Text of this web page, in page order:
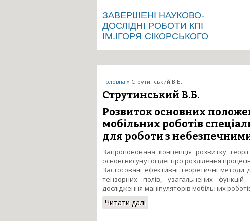
ЗАВЕРШЕНІ НАУКОВО-
ДОСЛІДНІ РОБОТИ КПІ
ІМ.ІГОРЯ СІКОРСЬКОГО
Ви є тут
Головна » Струтинський В.Б.
Струтинський В.Б.
Розвиток основних
мобільних роботів
для роботи з
Запропонована концепція розвитку
основі висунутої ідеї про розділення
Застосовані ефективні теоретичні методи
тензорних полів, узагальнених
дослідження маніпуляторів мобільних
Читати далі про Розвиток основних
для роботи з небезпечними